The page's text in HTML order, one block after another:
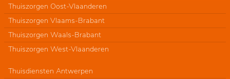
Thuiszorgen Oost-Vlaanderen
Thuiszorgen Vlaams-Brabant
Thuiszorgen Waals-Brabant
Thuiszorgen West-Vlaanderen
Thuisdiensten Antwerpen